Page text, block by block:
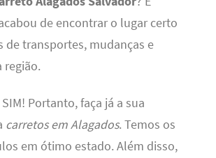
de encontrar o lugar certo
de transportes, mudanças e
região.
Portanto, faça já a sua
carretos em Alagados. Temos os
em ótimo estado. Além disso,